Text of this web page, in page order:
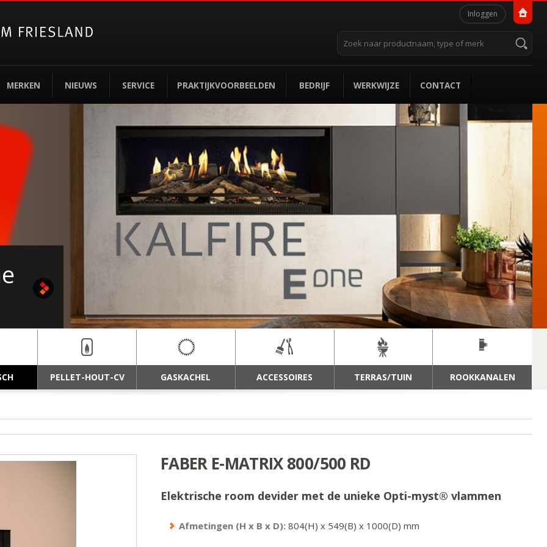
Persoonlijke
Inloggen
Zoek
zoeken...
MERKEN NIEUWS SERVICE PRAKTIJKVOORBEELDEN BEDRIJF WERKWIJZE CONTACT
PELLET-HOUT-CV GASKACHEL ACCESSOIRES TERRAS/TUIN ROOKKANALEN
FABER E-MATRIX 800/500 RD
Elektrische room devider met de unieke Opti-myst® vlammen
Afmetingen (H x B x D): 804(H) x 549(B) x 1000(D) mm